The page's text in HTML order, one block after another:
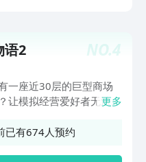
NO.4
语2
一座近30层的巨型商场
让模拟经营爱好者无法抗
美容、娱乐餐饮的全面店
更多
已有674人预约